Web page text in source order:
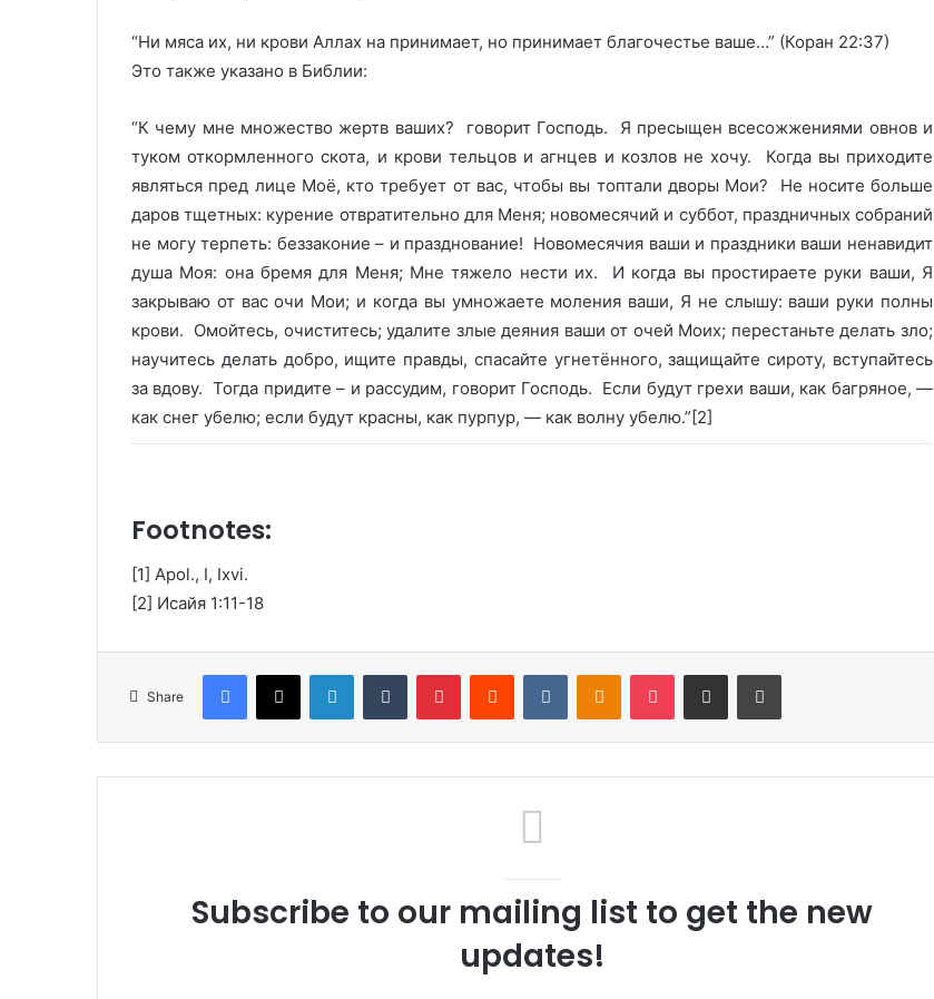
“Ни мяса их, ни крови Аллах на принимает, но принимает благочестье ваше…” (Коран 22:37)
Это также указано в Библии:
“К чему мне множество жертв ваших? говорит Господь. Я пресыщен всесожжениями овнов и
туком откормленного скота, и крови тельцов и агнцев и козлов не хочу. Когда вы приходите
являться пред лице Моё, кто требует от вас, чтобы вы топтали дворы Мои? Не носите больше
даров тщетных: курение отвратительно для Меня; новомесячий и суббот, праздничных собраний
не могу терпеть: беззаконие – и празднование! Новомесячия ваши и праздники ваши ненавидит
душа Моя: она бремя для Меня; Мне тяжело нести их. И когда вы простираете руки ваши, Я
закрываю от вас очи Мои; и когда вы умножаете моления ваши, Я не слышу: ваши руки полны
крови. Омойтесь, очиститесь; удалите злые деяния ваши от очей Моих; перестаньте делать зло;
научитесь делать добро, ищите правды, спасайте угнетённого, защищайте сироту, вступайтесь
за вдову. Тогда придите – и рассудим, говорит Господь. Если будут грехи ваши, как багряное, —
как снег убелю; если будут красны, как пурпур, — как волну убелю.”[2]
Footnotes:
[1] Apol., I, Ixvi.
[2] Исайя 1:11-18
Share
Subscribe to our mailing list to get the new
updates!